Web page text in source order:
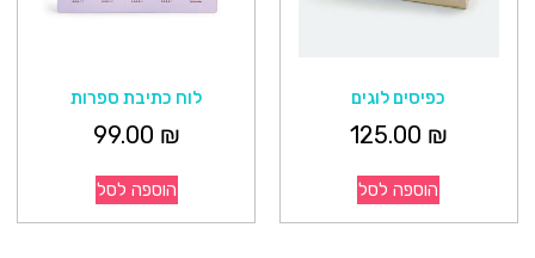
כפיסים לוגים
125.00 ₪
הוספה לסל
לוח כתיבת ספרות
99.00 ₪
הוספה לסל